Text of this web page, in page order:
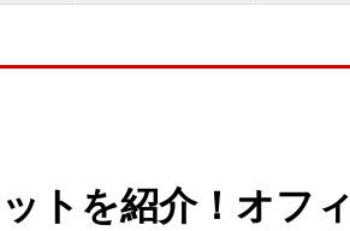
トを紹介！オフィ